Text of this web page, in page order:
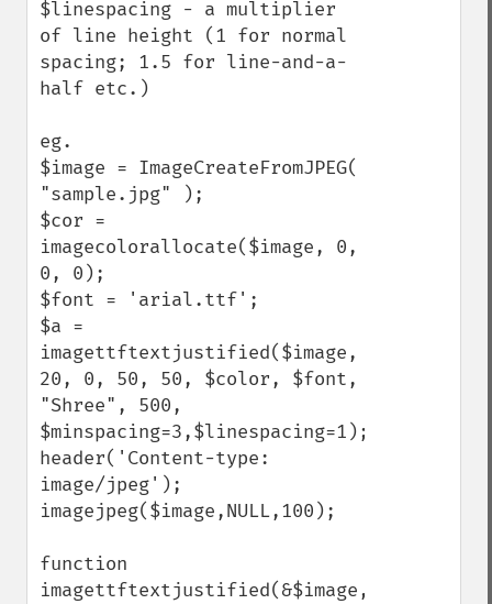
$linespacing - a multiplier
of line height (1 for normal
spacing; 1.5 for line-and-a-
half etc.)
eg.
$image = ImageCreateFromJPEG(
"sample.jpg" );
$cor =
imagecolorallocate($image, 0,
0, 0);
$font = 'arial.ttf';
$a =
imagettftextjustified($image,
20, 0, 50, 50, $color, $font,
"Shree", 500,
$minspacing=3,$linespacing=1);
header('Content-type:
image/jpeg');
imagejpeg($image,NULL,100);
function
imagettftextjustified(&$image,